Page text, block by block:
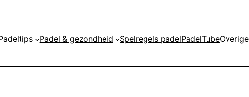
Padel & gezondheid Spelregels padelPadelTubeOverige